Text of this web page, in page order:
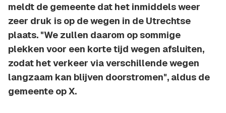
meldt de gemeente dat het inmiddels weer
zeer druk is op de wegen in de Utrechtse
plaats. "We zullen daarom op sommige
plekken voor een korte tijd wegen afsluiten,
zodat het verkeer via verschillende wegen
langzaam kan blijven doorstromen", aldus de
gemeente op X.